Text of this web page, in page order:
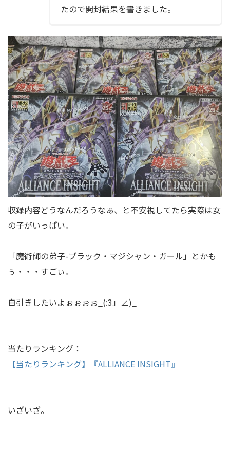
たので開封結果を書きました。
収録内容どうなんだろうなぁ、と不安視してたら実際は女
の子がいっぱい。
「魔術師の弟子-ブラック・マジシャン・ガール」とかも
ぅ・・・すごぃ。
自引きしたいよぉぉぉぉ_(:3」∠)_
当たりランキング：
【当たりランキング】『ALLIANCE INSIGHT』
いざいざ。